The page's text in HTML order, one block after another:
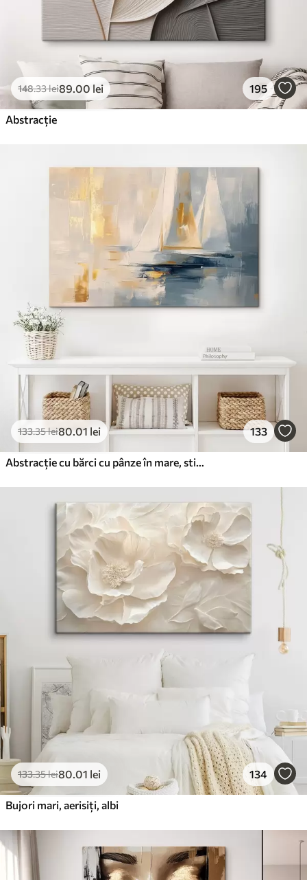
148.33lei89.00 lei 195
Abstracție
133.35lei80.01 lei 133
Abstracție cu bărci cu pânze în mare, stil acrilic, apus de soare
133.35lei80.01 lei 134
Bujori mari, aerisiți, albi